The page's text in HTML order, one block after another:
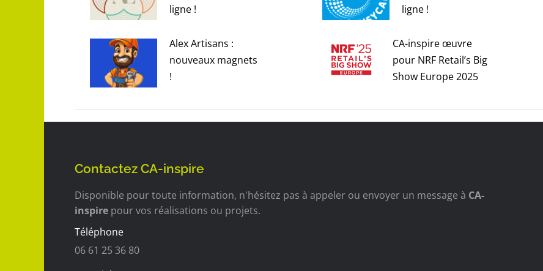
ligne !
ligne !
Alex Artisans :
nouveaux magnets
!
CA-inspire œuvre
pour NRF Retail’s Big
Show Europe 2025
Contactez CA-inspire
Disponible pour toute information, n'hésitez pas à appeler ou envoyer un message à CA-
inspire pour vos réalisations ou projets.
Téléphone
06 61 25 36 80